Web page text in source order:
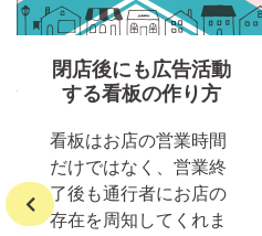
閉店後にも広告活動
する看板の作り方
看板はお店の営業時間
だけではなく、営業終
了後も通行者にお店の
存在を周知してくれま